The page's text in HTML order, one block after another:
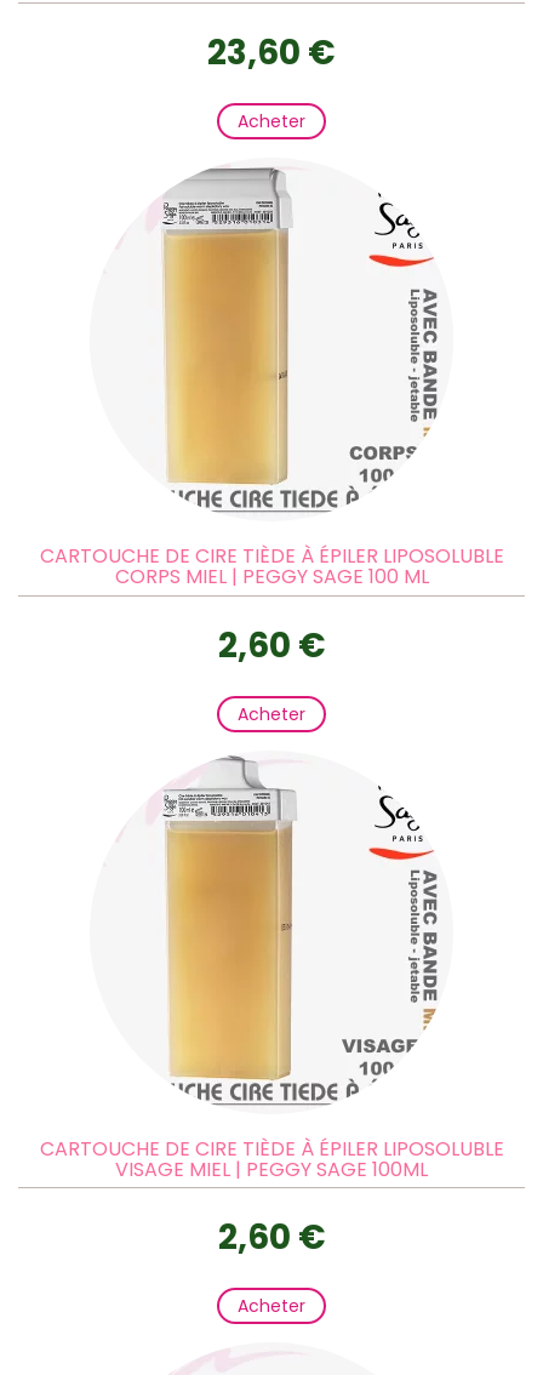
23,60 €
Acheter
CARTOUCHE DE CIRE TIÈDE À ÉPILER LIPOSOLUBLE
CORPS MIEL | PEGGY SAGE 100 ML
2,60 €
Acheter
CARTOUCHE DE CIRE TIÈDE À ÉPILER LIPOSOLUBLE
VISAGE MIEL | PEGGY SAGE 100ML
2,60 €
Acheter